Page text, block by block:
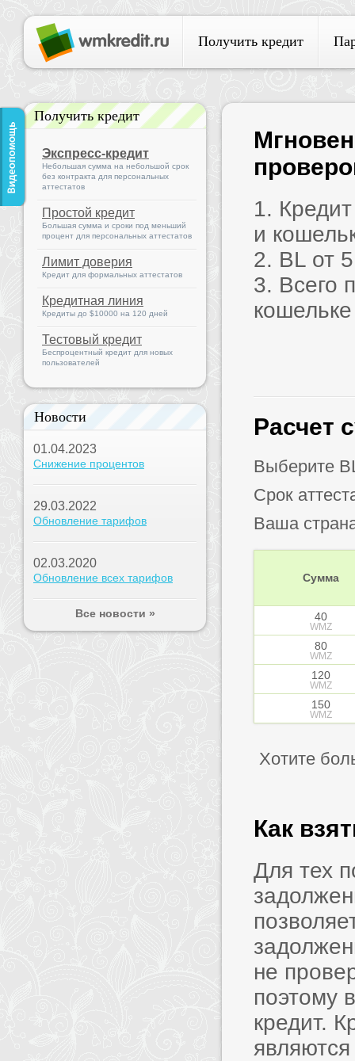
Получить кредит
Получить кредит
Экспресс-кредит
Небольшая сумма на небольшой срок
без контракта для персональных
аттестатов
Простой кредит
Большая сумма и сроки под меньший
процент для персональных аттестатов
Лимит доверия
Кредит для формальных аттестатов
Кредитная линия
Кредиты до $10000 на 120 дней
Тестовый кредит
Беспроцентный кредит для новых
пользователей
Новости
01.04.2023
Снижение процентов
29.03.2022
Обновление тарифов
02.03.2020
Обновление всех тарифов
Все новости »
1.
и
2. BL от
3. Всего
кошельке
Расчет
Выберите
Срок
Ваша
Сумма
40
WMZ
80
WMZ
120
WMZ
150
WMZ
Хотите
Как
Для тех
не
поэтому
кредит.